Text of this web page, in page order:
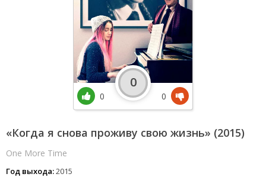
«Когда я снова проживу свою жизнь» (2015)
One More Time
Год выхода:2015
0
0
0